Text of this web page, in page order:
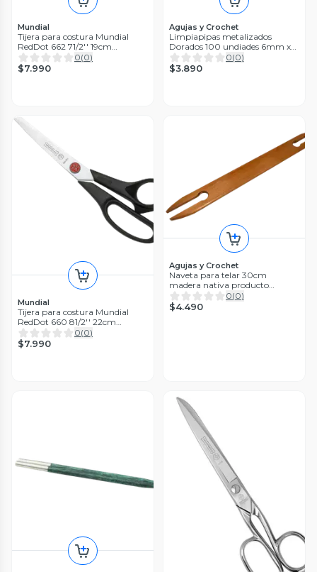
Mundial
Tijera para costura Mundial
RedDot 662 71/2'' 19cm
Reforzada
0(0)
$7.990
Agujas y Crochet
Limpiapipas metalizados
Dorados 100 undiades 6mm x
30cm
0(0)
$3.890
Mundial
Tijera para costura Mundial
RedDot 660 81/2'' 22cm
Reforzada
0(0)
$7.990
Agujas y Crochet
Naveta para telar 30cm
madera nativa producto
chileno
0(0)
$4.490